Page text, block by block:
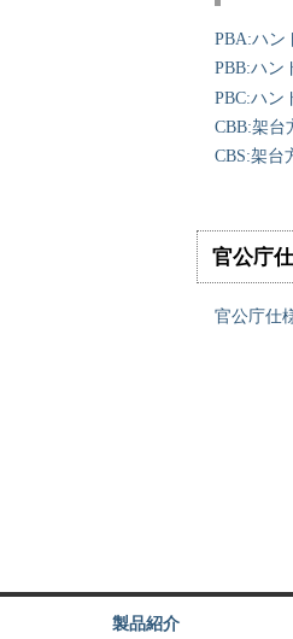
PBA:ハン
PBB:ハン
PBC:ハン
CBB:架台
CBS:架台
官公庁
官公庁仕
製品紹介